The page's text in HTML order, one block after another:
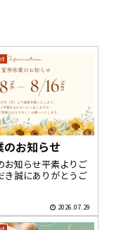
のお知らせ
お知らせ平素よりご
き誠にありがとうご
2026.07.29